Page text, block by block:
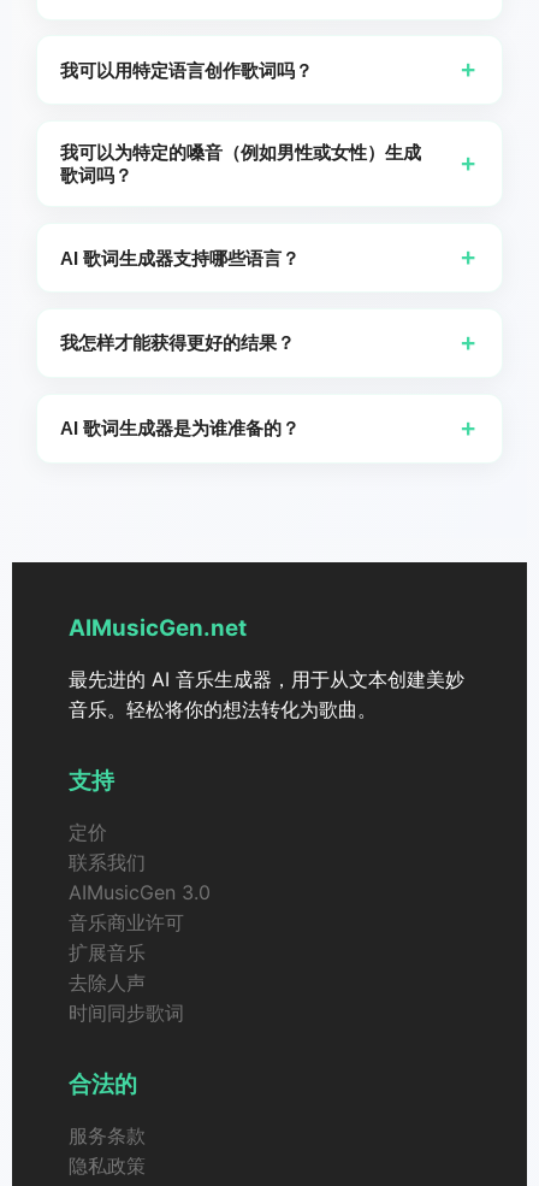
问。
我可以用特定语言创作歌词吗？ +
岁的儿子亨特用英语写一首生日歌”——歌词将以该语言生成。
如果你没有指定,歌词将默认为你所使用网站的语言。
我可以为特定的嗓音（例如男性或女性）生成
歌词吗？
+
在结婚十周年时作为礼物让一位男性声音用德语演唱歌词,只需
在描述中提及,我们就会生成相匹配的歌词。
AI 歌词生成器支持哪些语言？ +
语、日语、阿拉伯语、葡萄牙语、意大利语、荷兰语、土耳其
语、韩语、中文（简体）、中文（繁体）、匈牙利语、芬兰
进行探索和创作。
我怎样才能获得更好的结果？ +
单,易于理解的语言以便 AI 能有效解读,你将获得最佳歌词。
AI 歌词生成器是为谁准备的？ +
AIMusicGen.net
最先进的 AI 音乐生成器，用于从文本创建美妙
音乐。轻松将你的想法转化为歌曲。
支持
定价
联系我们
AIMusicGen 3.0
音乐商业许可
扩展音乐
去除人声
时间同步歌词
合法的
服务条款
隐私政策